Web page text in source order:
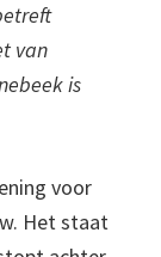
van
is
voor
Het staat